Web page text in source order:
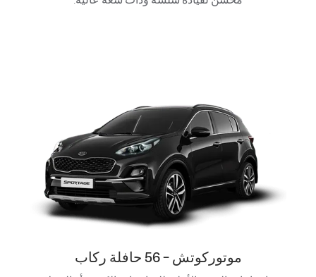
موتوركوتش - 56 حافلة ركاب